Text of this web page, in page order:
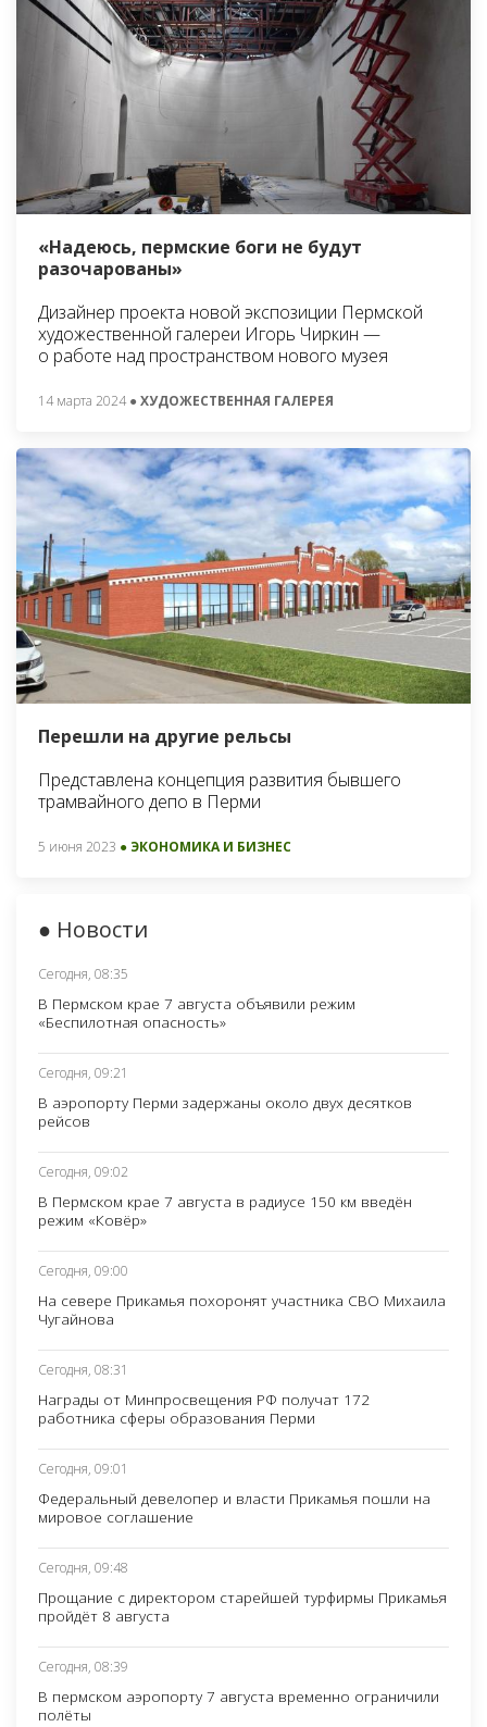
«Надеюсь, пермские боги не будут
разочарованы»
Дизайнер проекта новой экспозиции Пермской
художественной галереи Игорь Чиркин —
о работе над пространством нового музея
14 марта 2024● ХУДОЖЕСТВЕННАЯ ГАЛЕРЕЯ
Перешли на другие рельсы
Представлена концепция развития бывшего
трамвайного депо в Перми
5 июня 2023 ● ЭКОНОМИКА И БИЗНЕС
● Новости
Сегодня, 08:35
В Пермском крае 7 августа объявили режим
«Беспилотная опасность»
Сегодня, 09:21
В аэропорту Перми задержаны около двух десятков
рейсов
Сегодня, 09:02
В Пермском крае 7 августа в радиусе 150 км введён
режим «Ковёр»
Сегодня, 09:00
На севере Прикамья похоронят участника СВО Михаила
Чугайнова
Сегодня, 08:31
Награды от Минпросвещения РФ получат 172
работника сферы образования Перми
Сегодня, 09:01
Федеральный девелопер и власти Прикамья пошли на
мировое соглашение
Сегодня, 09:48
Прощание с директором старейшей турфирмы Прикамья
пройдёт 8 августа
Сегодня, 08:39
В пермском аэропорту 7 августа временно ограничили
полёты